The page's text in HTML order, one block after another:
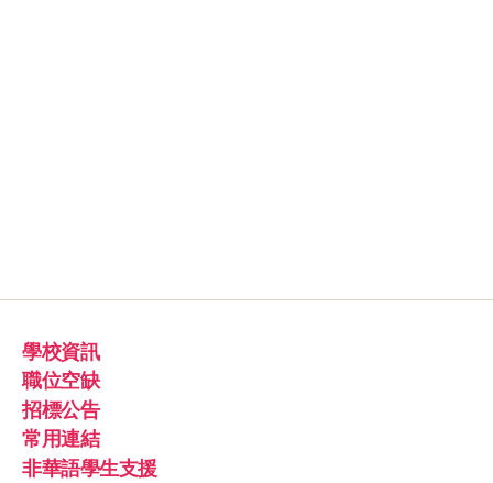
學校資訊
職位空缺
招標公告
常用連結
非華語學生支援